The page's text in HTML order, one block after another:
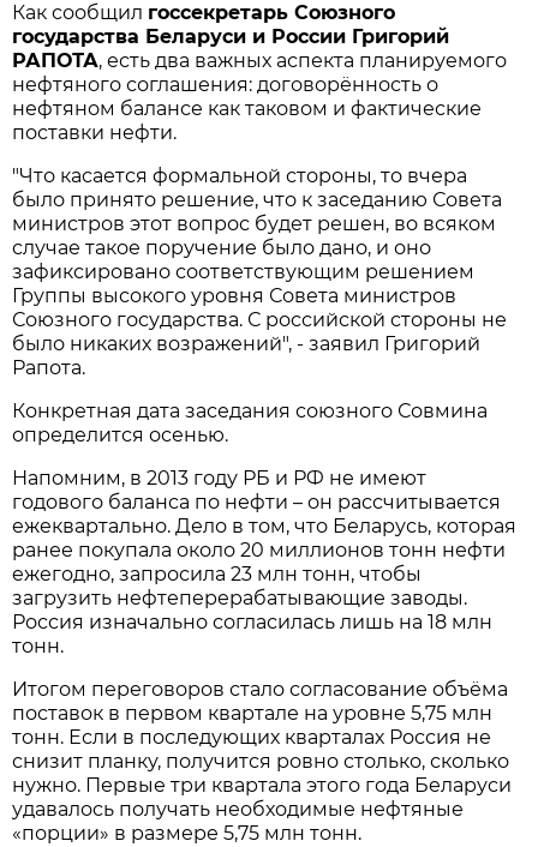
Как сообщил госсекретарь Союзного
государства Беларуси и России Григорий
РАПОТА, есть два важных аспекта планируемого
нефтяного соглашения: договорённость о
нефтяном балансе как таковом и фактические
поставки нефти.
"Что касается формальной стороны, то вчера
было принято решение, что к заседанию Совета
министров этот вопрос будет решен, во всяком
случае такое поручение было дано, и оно
зафиксировано соответствующим решением
Группы высокого уровня Совета министров
Союзного государства. С российской стороны не
было никаких возражений", - заявил Григорий
Рапота.
Конкретная дата заседания союзного Совмина
определится осенью.
Напомним, в 2013 году РБ и РФ не имеют
годового баланса по нефти – он рассчитывается
ежеквартально. Дело в том, что Беларусь, которая
ранее покупала около 20 миллионов тонн нефти
ежегодно, запросила 23 млн тонн, чтобы
загрузить нефтеперерабатывающие заводы.
Россия изначально согласилась лишь на 18 млн
тонн.
Итогом переговоров стало согласование объёма
поставок в первом квартале на уровне 5,75 млн
тонн. Если в последующих кварталах Россия не
снизит планку, получится ровно столько, сколько
нужно. Первые три квартала этого года Беларуси
удавалось получать необходимые нефтяные
«порции» в размере 5,75 млн тонн.